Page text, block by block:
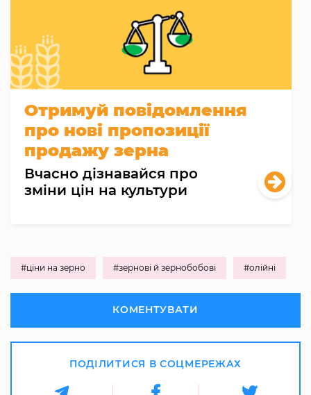
Отримуй повідомлення
про нові пропозиції
продажу зерна
Вчасно дізнавайся про
зміни цін на культури
#ціни на зерно #зернові й зернобобові #олійні
КОМЕНТУВАТИ
ПОДІЛИТИСЯ В СОЦМЕРЕЖАХ